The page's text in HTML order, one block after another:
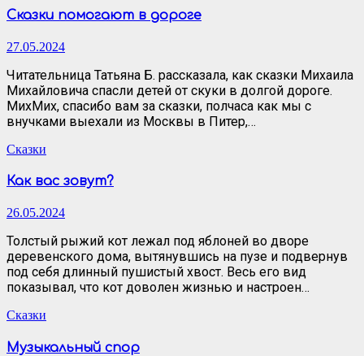
Сказки помогают в дороге
27.05.2024
Читательница Татьяна Б. рассказала, как сказки Михаила
Михайловича спасли детей от скуки в долгой дороге.
МихМих, спасибо вам за сказки, полчаса как мы с
внучками выехали из Москвы в Питер,…
Сказки
Как вас зовут?
26.05.2024
Толстый рыжий кот лежал под яблоней во дворе
деревенского дома, вытянувшись на пузе и подвернув
под себя длинный пушистый хвост. Весь его вид
показывал, что кот доволен жизнью и настроен…
Сказки
Музыкальный спор